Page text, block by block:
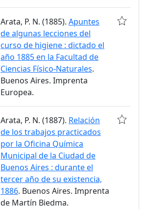
Arata, P. N. (1885). Apuntes
de algunas lecciones del
curso de higiene : dictado el
año 1885 en la Facultad de
Ciencias Físico-Naturales.
Buenos Aires. Imprenta
Europea.
Arata, P. N. (1887). Relación
de los trabajos practicados
por la Oficina Química
Municipal de la Ciudad de
Buenos Aires : durante el
tercer año de su existencia,
1886. Buenos Aires. Imprenta
de Martín Biedma.